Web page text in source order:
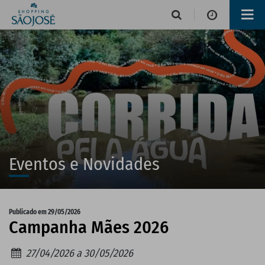
Horário de funcionamento
Lojas
Alimentação e Lazer
Operações de serviços
Eventos e Novidades
Publicado em 29/05/2026
Campanha Mães 2026
27/04/2026 a 30/05/2026